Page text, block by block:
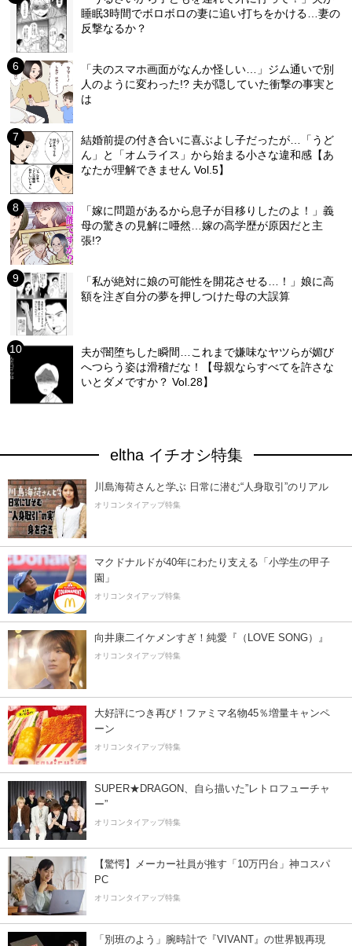
睡眠3時間でボロボロの妻に追い打ちをかける…妻の
反撃なるか？
「夫のスマホ画面がなんか怪しい…」ジム通いで別
人のように変わった!? 夫が隠していた衝撃の事実と
は
結婚前提の付き合いに喜ぶよし子だったが…「うど
ん」と「オムライス」から始まる小さな違和感【あ
なたが理解できません Vol.5】
「嫁に問題があるから息子が目移りしたのよ！」義
母の驚きの見解に唖然…嫁の高学歴が原因だと主
張!?
「私が絶対に娘の可能性を開花させる…！」娘に高
額を注ぎ自分の夢を押しつけた母の大誤算
夫が闇堕ちした瞬間…これまで嫌味なヤツらが媚び
へつらう姿は滑稽だな！【母親ならすべてを許さな
いとダメですか？ Vol.28】
eltha イチオシ特集
川島海荷さんと学ぶ 日常に潜む“人身取引”のリアル
オリコンタイアップ特集
マクドナルドが40年にわたり支える「小学生の甲子
園」
オリコンタイアップ特集
向井康二イケメンすぎ！純愛『（LOVE SONG）』
オリコンタイアップ特集
大好評につき再び！ファミマ名物45％増量キャンペ
ーン
オリコンタイアップ特集
SUPER★DRAGON、自ら描いた”レトロフューチャ
ー”
オリコンタイアップ特集
【驚愕】メーカー社員が推す「10万円台」神コスパ
PC
オリコンタイアップ特集
「別班のよう」腕時計で『VIVANT』の世界観再現